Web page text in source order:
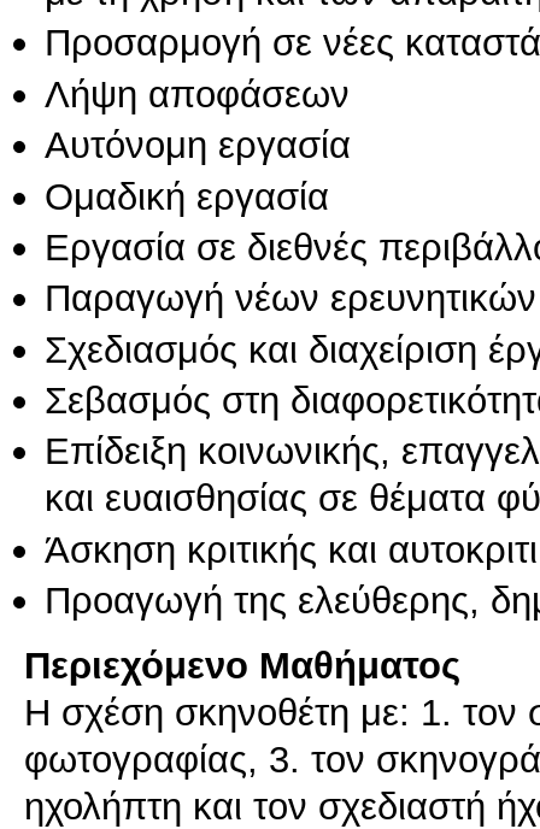
Προσαρμογή σε νέες
Λήψη αποφάσεων
Αυτόνομη εργασία
Ομαδική εργασία
Εργασία σε διεθνές
Παραγωγή νέων
Σχεδιασμός και διαχείριση
Σεβασμός στη
Επίδειξη κοινωνικής,
και ευαισθησίας σε θέματα
Άσκηση κριτικής και
Προαγωγή της ελεύθερης,
Περιεχόμενο Μαθήματος
Η σχέση σκηνοθέτη με: 1. τον
φωτογραφίας, 3. τον
ηχολήπτη και τον σχεδιαστή